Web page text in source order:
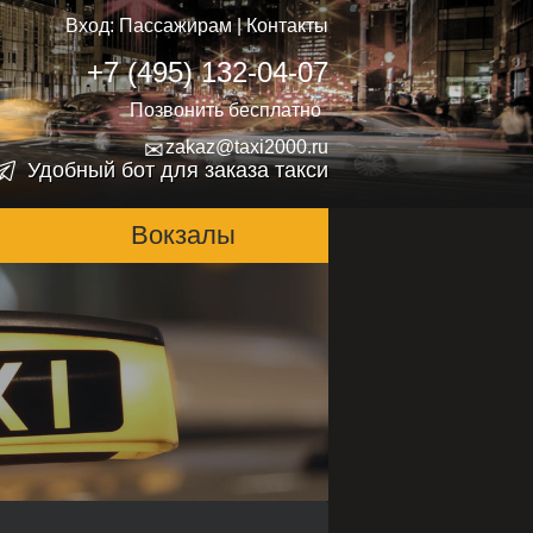
Вход: Пассажирам|Контакты
+7 (495) 132-04-07
Позвонить бесплатно
✉zakaz@taxi2000.ru
Удобный бот для заказа такси
Вокзалы